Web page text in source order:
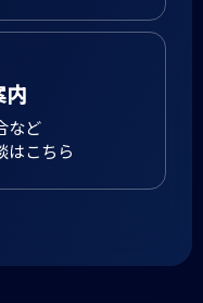
内
など
はこちら